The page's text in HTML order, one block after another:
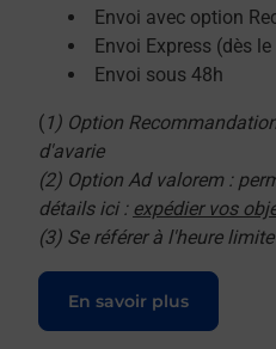
Envoi avec option
Envoi Express (dès
Envoi sous 48h
( 1) Option
d'avarie
(2) Option Ad valorem :
détails ici : expédier vos
(3) Se référer à l'heure
En savoir plus
Le lien s'ouvre dans un